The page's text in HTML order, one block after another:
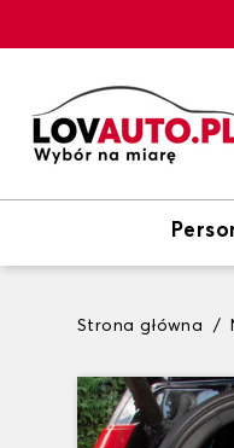
Strona główna